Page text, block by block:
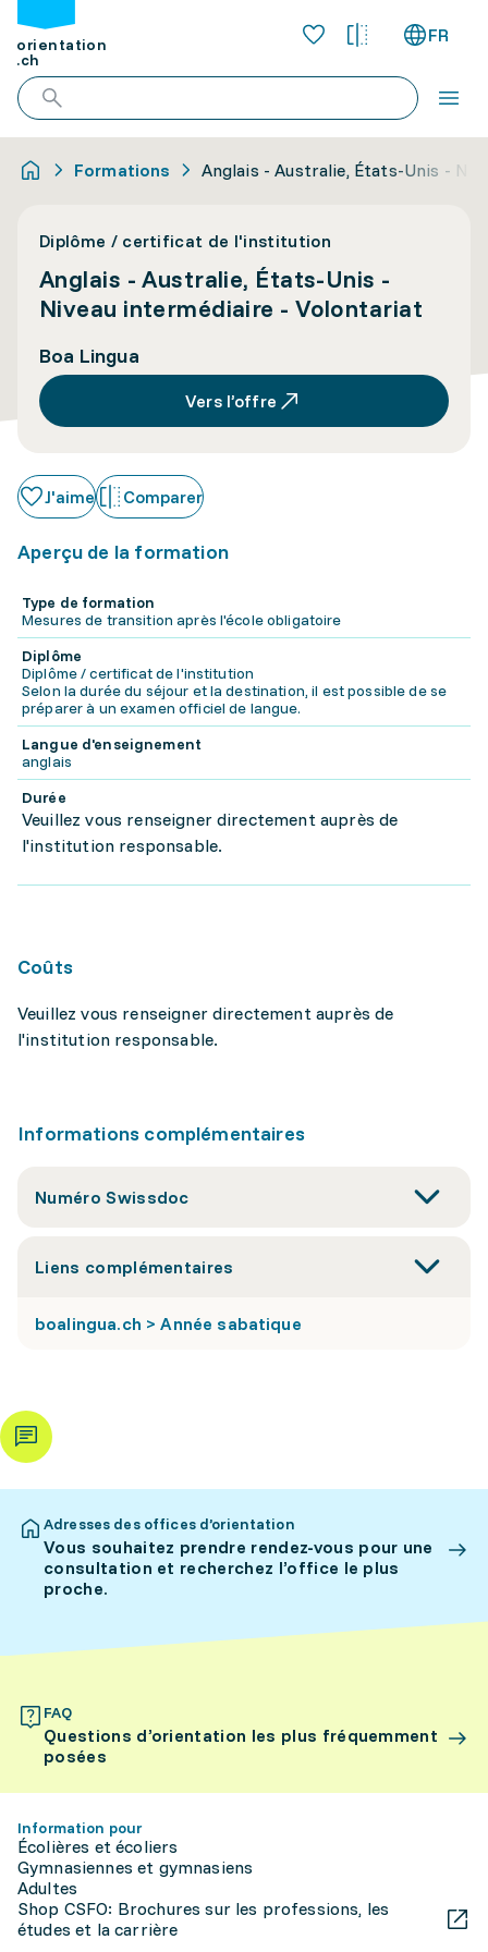
orientation
.ch
FR
Formations Anglais - Australie, États-Unis -
Diplôme / certificat de l'institution
Anglais - Australie, États-Unis -
Niveau intermédiaire - Volontariat
Boa Lingua
Vers l’offre
J'aime Comparer
Aperçu de la formation
Type de formation
Mesures de transition après l'école obligatoire
Diplôme
Diplôme / certificat de l'institution
Selon la durée du séjour et la destination, il est possible de se
préparer à un examen officiel de langue.
Langue d'enseignement
anglais
Durée
Veuillez vous renseigner directement auprès de
l'institution responsable.
Coûts
Veuillez vous renseigner directement auprès de
l'institution responsable.
Informations complémentaires
Numéro Swissdoc
Liens complémentaires
boalingua.ch > Année sabatique
Adresses des offices d’orientation
Vous souhaitez prendre rendez-vous pour une
consultation et recherchez l’office le plus
proche.
FAQ
Questions d’orientation les plus fréquemment
posées
Information pour
Écolières et écoliers
Gymnasiennes et gymnasiens
Adultes
Shop CSFO: Brochures sur les professions, les
études et la carrière